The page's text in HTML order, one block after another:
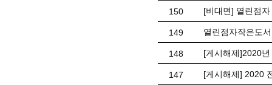
150 [비대면] 열린점
149 열린점자작은도
148 [게시해제]2020
147 [게시해제] 2020